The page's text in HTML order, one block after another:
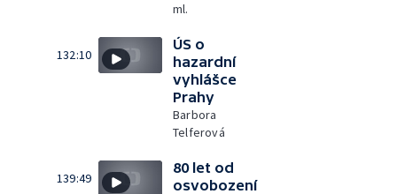
ml.
132:10
ÚS o
hazardní
vyhlášce
Prahy
Barbora
Telferová
139:49
80 let od
osvobození